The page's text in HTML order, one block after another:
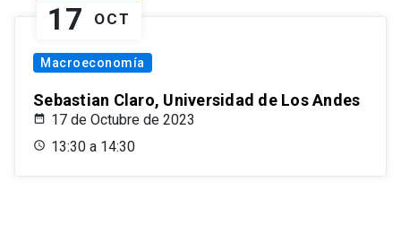
17 OCT
Macroeconomía
Sebastian Claro, Universidad de Los Andes
17 de Octubre de 2023
13:30 a 14:30